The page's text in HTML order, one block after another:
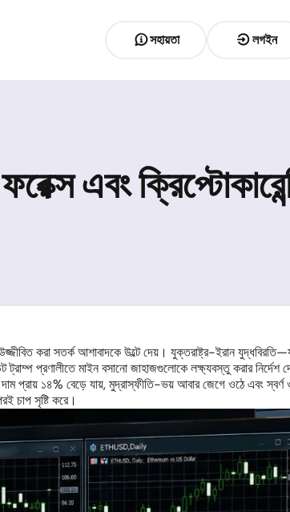
সহায়তা লগইন
এবং
করা সতর্ক আশাবাদকে উল্টে দেয়। যুক্তরাষ্ট্র-ইরান
প্রণালীতে মাইন বসানো জাহাজগুলোকে লক্ষ্যবস্তু করার নির্দেশ
প্রায় ১৪% বেড়ে যায়, মুদ্রাস্ফীতি-ভয় আবার জেগে ওঠে এবং
চাপ সৃষ্টি করে।